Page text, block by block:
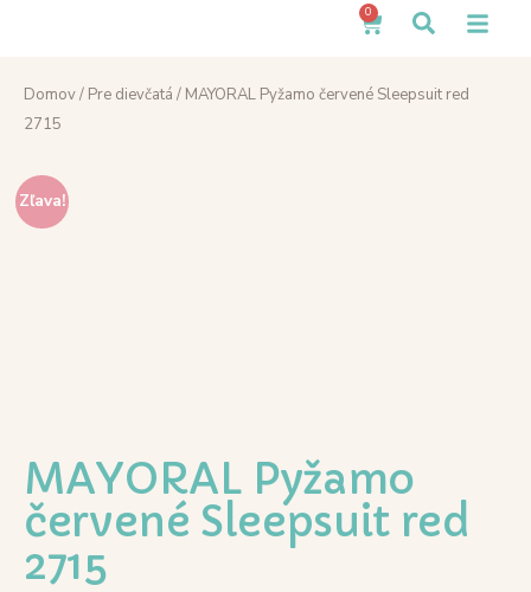
0
Domov/ Pre dievčatá / MAYORAL Pyžamo červené Sleepsuit red
2715
Zľava!
MAYORAL Pyžamo
červené Sleepsuit red
2715